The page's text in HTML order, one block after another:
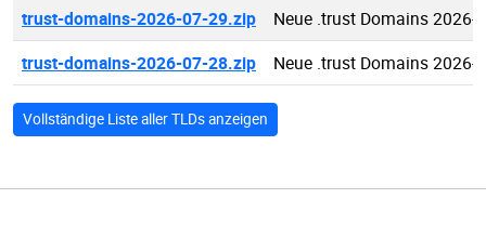
trust-domains-2026-07-29.zip
Neue .trust Domains 2026-
trust-domains-2026-07-28.zip
Neue .trust Domains 2026-
Vollständige Liste aller TLDs anzeigen